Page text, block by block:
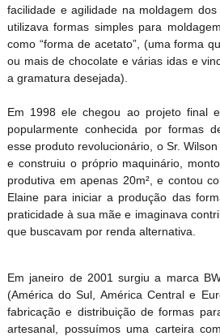
facilidade e agilidade na moldagem
utilizava formas simples para
como “forma de acetato”, (uma forma
ou mais de chocolate e várias idas e
a gramatura desejada).
Em 1998 ele chegou ao projeto final
popularmente conhecida por formas
esse produto revolucionário, o Sr.
e construiu o próprio maquinário,
produtiva em apenas 20m², e contou
Elaine para iniciar a produção das
praticidade à sua mãe e imaginava
que buscavam por renda alternativa.
Em janeiro de 2001 surgiu a marca
(América do Sul, América Central e
fabricação e distribuição de formas
artesanal, possuímos uma carteira